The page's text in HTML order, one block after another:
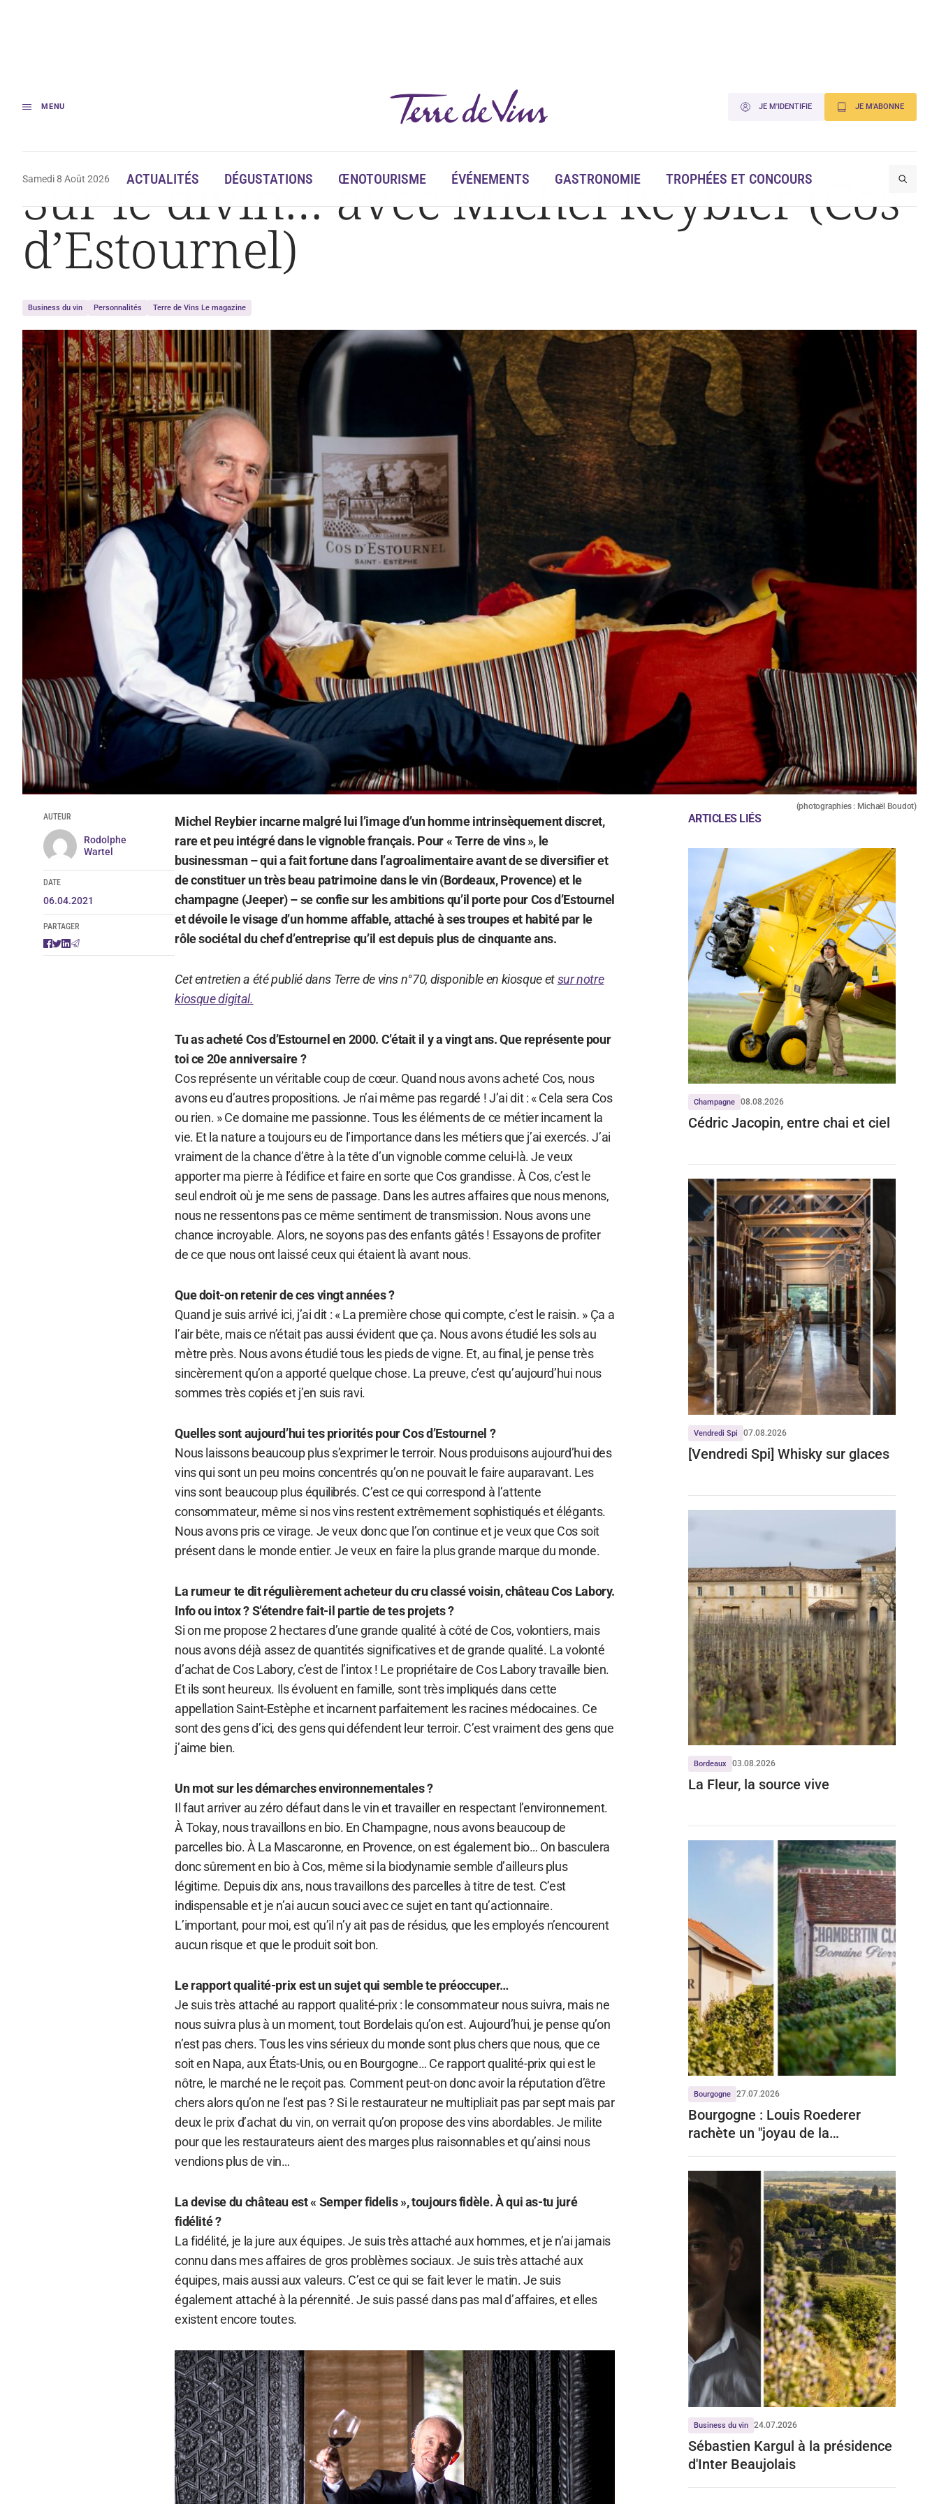
MENU JE M'IDENTIFIE JE M'ABONNE
Samedi 8 Août 2026 ACTUALITÉS DÉGUSTATIONS ŒNOTOURISME ÉVÉNEMENTS GASTRONOMIE TROPHÉES ET CONCOURS
Accueil Sur le divin… avec Michel Reybier (Cos d’Estournel)
Sur le divin… avec Michel Reybier (Cos
d’Estournel)
Business du vin Personnalités Terre de Vins Le magazine
(photographies : Michaël Boudot)
AUTEUR
Rodolphe
Wartel
DATE
06.04.2021
PARTAGER
Michel Reybier incarne malgré lui l’image d’un homme intrinsèquement discret,
rare et peu intégré dans le vignoble français. Pour « Terre de vins », le
businessman – qui a fait fortune dans l’agroalimentaire avant de se diversifier et
de constituer un très beau patrimoine dans le vin (Bordeaux, Provence) et le
champagne (Jeeper) – se confie sur les ambitions qu’il porte pour Cos d’Estournel
et dévoile le visage d’un homme affable, attaché à ses troupes et habité par le
rôle sociétal du chef d’entreprise qu’il est depuis plus de cinquante ans.
Cet entretien a été publié dans Terre de vins n°70, disponible en kiosque etsur notre
kiosque digital.
Tu as acheté Cos d’Estournel en 2000. C’était il y a vingt ans. Que représente pour
toi ce 20e anniversaire ?
Cos représente un véritable coup de cœur. Quand nous avons acheté Cos, nous
avons eu d’autres propositions. Je n’ai même pas regardé ! J’ai dit : « Cela sera Cos
ou rien. » Ce domaine me passionne. Tous les éléments de ce métier incarnent la
vie. Et la nature a toujours eu de l’importance dans les métiers que j’ai exercés. J’ai
vraiment de la chance d’être à la tête d’un vignoble comme celui-là. Je veux
apporter ma pierre à l’édifice et faire en sorte que Cos grandisse. À Cos, c’est le
seul endroit où je me sens de passage. Dans les autres affaires que nous menons,
nous ne ressentons pas ce même sentiment de transmission. Nous avons une
chance incroyable. Alors, ne soyons pas des enfants gâtés ! Essayons de profiter
de ce que nous ont laissé ceux qui étaient là avant nous.
Que doit-on retenir de ces vingt années ?
Quand je suis arrivé ici, j’ai dit : « La première chose qui compte, c’est le raisin. » Ça a
l’air bête, mais ce n’était pas aussi évident que ça. Nous avons étudié les sols au
mètre près. Nous avons étudié tous les pieds de vigne. Et, au final, je pense très
sincèrement qu’on a apporté quelque chose. La preuve, c’est qu’aujourd’hui nous
sommes très copiés et j’en suis ravi.
Quelles sont aujourd’hui tes priorités pour Cos d’Estournel ?
Nous laissons beaucoup plus s’exprimer le terroir. Nous produisons aujourd’hui des
vins qui sont un peu moins concentrés qu’on ne pouvait le faire auparavant. Les
vins sont beaucoup plus équilibrés. C’est ce qui correspond à l’attente
consommateur, même si nos vins restent extrêmement sophistiqués et élégants.
Nous avons pris ce virage. Je veux donc que l’on continue et je veux que Cos soit
présent dans le monde entier. Je veux en faire la plus grande marque du monde.
La rumeur te dit régulièrement acheteur du cru classé voisin, château Cos Labory.
Info ou intox ? S’étendre fait-il partie de tes projets ?
Si on me propose 2 hectares d’une grande qualité à côté de Cos, volontiers, mais
nous avons déjà assez de quantités significatives et de grande qualité. La volonté
d’achat de Cos Labory, c’est de l’intox ! Le propriétaire de Cos Labory travaille bien.
Et ils sont heureux. Ils évoluent en famille, sont très impliqués dans cette
appellation Saint-Estèphe et incarnent parfaitement les racines médocaines. Ce
sont des gens d’ici, des gens qui défendent leur terroir. C’est vraiment des gens que
j’aime bien.
Un mot sur les démarches environnementales ?
Il faut arriver au zéro défaut dans le vin et travailler en respectant l’environnement.
À Tokay, nous travaillons en bio. En Champagne, nous avons beaucoup de
parcelles bio. À La Mascaronne, en Provence, on est également bio… On basculera
donc sûrement en bio à Cos, même si la biodynamie semble d’ailleurs plus
légitime. Depuis dix ans, nous travaillons des parcelles à titre de test. C’est
indispensable et je n’ai aucun souci avec ce sujet en tant qu’actionnaire.
L’important, pour moi, est qu’il n’y ait pas de résidus, que les employés n’encourent
aucun risque et que le produit soit bon.
Le rapport qualité-prix est un sujet qui semble te préoccuper…
Je suis très attaché au rapport qualité-prix : le consommateur nous suivra, mais ne
nous suivra plus à un moment, tout Bordelais qu’on est. Aujourd’hui, je pense qu’on
n’est pas chers. Tous les vins sérieux du monde sont plus chers que nous, que ce
soit en Napa, aux États-Unis, ou en Bourgogne… Ce rapport qualité-prix qui est le
nôtre, le marché ne le reçoit pas. Comment peut-on donc avoir la réputation d’être
chers alors qu’on ne l’est pas ? Si le restaurateur ne multipliait pas par sept mais par
deux le prix d’achat du vin, on verrait qu’on propose des vins abordables. Je milite
pour que les restaurateurs aient des marges plus raisonnables et qu’ainsi nous
vendions plus de vin…
La devise du château est « Semper fidelis », toujours fidèle. À qui as-tu juré
fidélité ?
La fidélité, je la jure aux équipes. Je suis très attaché aux hommes, et je n’ai jamais
connu dans mes affaires de gros problèmes sociaux. Je suis très attaché aux
équipes, mais aussi aux valeurs. C’est ce qui se fait lever le matin. Je suis
également attaché à la pérennité. Je suis passé dans pas mal d’affaires, et elles
existent encore toutes.
ARTICLES LIÉS
Champagne 08.08.2026
Cédric Jacopin, entre chai et ciel
Vendredi Spi 07.08.2026
[Vendredi Spi] Whisky sur glaces
Bordeaux 03.08.2026
La Fleur, la source vive
Bourgogne 27.07.2026
Bourgogne : Louis Roederer
rachète un "joyau de la
Business du vin 24.07.2026
Sébastien Kargul à la présidence
d'Inter Beaujolais